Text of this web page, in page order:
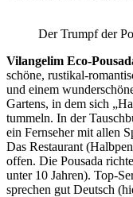
Der Trumpf der
Vilangelim Eco-
schöne, rustikal-
und einem
Gartens, in dem sich
tummeln. In der
ein Fernseher mit allen
Das Restaurant
offen. Die Pousada
unter 10 Jahren). Top-
sprechen gut Deutsch